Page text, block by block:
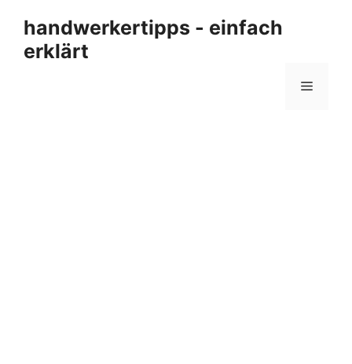
Inhalt
springen
handwerkertipps - einfach
erklärt
Menü